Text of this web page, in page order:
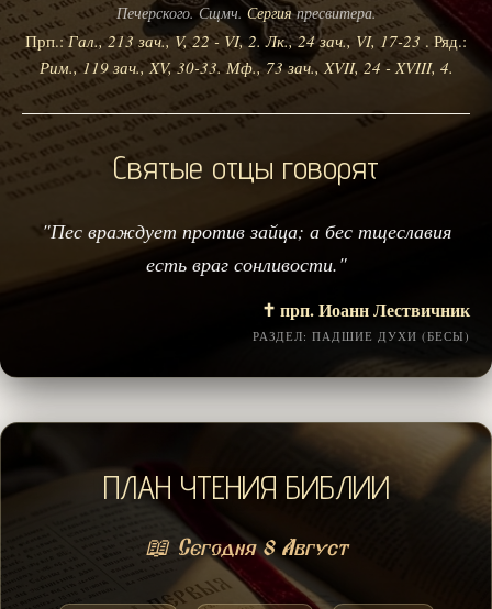
Печерского. Сщмч.Сергияпресвитера.
Прп.:Гал., 213 зач., V, 22 - VI, 2. Лк., 24 зач., VI, 17-23 . Ряд.:
Рим., 119 зач., XV, 30-33. Мф., 73 зач., XVII, 24 - XVIII, 4.
Святые отцы говорят
"Пес враждует против зайца; а бес тщеславия
есть враг сонливости."
✝️ прп. Иоанн Лествичник
РАЗДЕЛ: ПАДШИЕ ДУХИ (БЕСЫ)
ПЛАН ЧТЕНИЯ БИБЛИИ
📖 Сегодня 8 Август